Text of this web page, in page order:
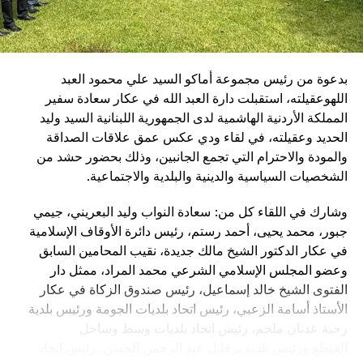
دعم المؤسسات الإنسانية التي تؤدي رسالة وطنية نبيلة وفي
مقدمتها الصليب الأحمر اللبناني.
بدعوة من رئيس مجموعة أماكو السيد علي محمود العبد
اللهوعقيلته، استقبلت دارة العبد الله في عكار سعادة سفير
المملكة الأردنية الهاشمية لدى الجمهورية اللبنانية السيد وليد
الحديد وعقيلته، في لقاء ودي عكس عمق علاقات الصداقة
والمودة والاحترام التي تجمع الجانبين، وذلك بحضور حشد من
الشخصيات السياسية والدينية والبلدية والاجتماعية.
وشارك في اللقاء كل من: سعادة النواب وليد البعريني، جيمي
جبور، محمد يحيى، أحمد رستم، رئيس دائرة الأوقاف الإسلامية
في عكار الدكتور الشيخ مالك جديدة، نقيب المحامين السابق
وعضو المجلس الإسلامي الشرعي محمد المراد، ممثل دار
الفتوى الشيخ خالد إسماعيل، رئيس صندوق الزكاة في عكار
الأستاذ أسامة الزعبي، رئيس اتحاد بلديات الجومة ورئيس بلدية
رحبة عدنان ملحم، رئيس اتحاد بلديات وسط وساحل